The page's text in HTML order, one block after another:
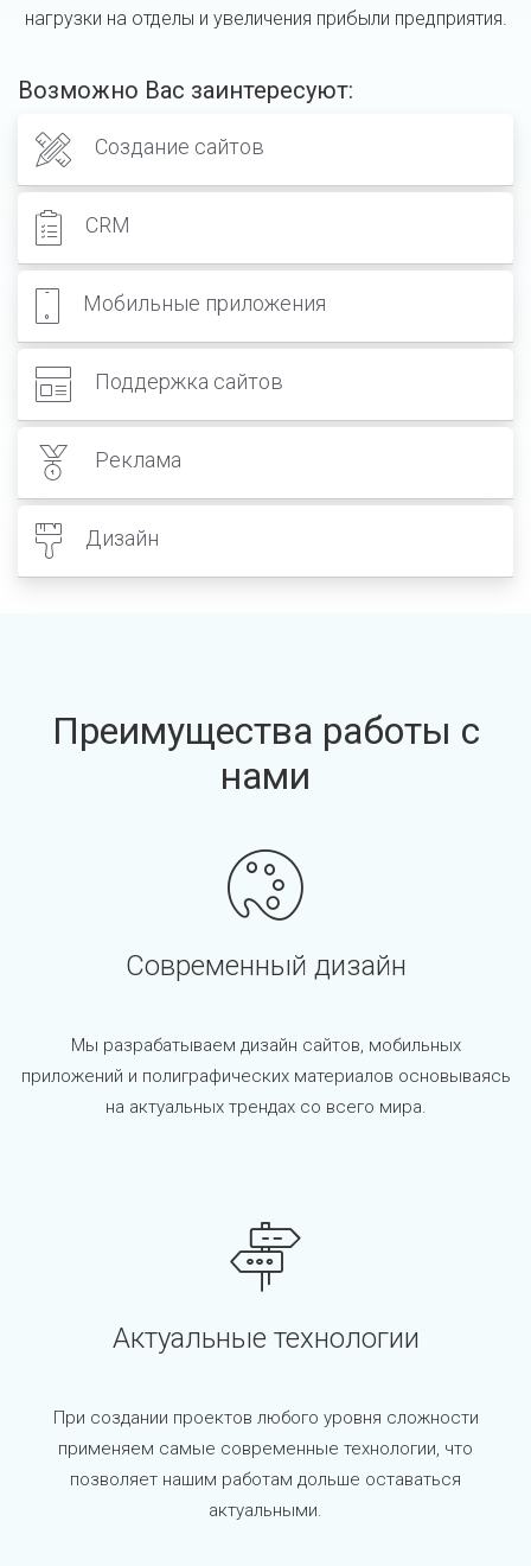
нагрузки на отделы и увеличения прибыли предприятия.
Возможно Вас заинтересуют:
Создание сайтов
CRM
Мобильные приложения
Поддержка сайтов
Реклама
Дизайн
Преимущества работы с
нами
Современный дизайн
Мы разрабатываем дизайн сайтов, мобильных
приложений и полиграфических материалов основываясь
на актуальных трендах со всего мира.
Актуальные технологии
При создании проектов любого уровня сложности
применяем самые современные технологии, что
позволяет нашим работам дольше оставаться
актуальными.